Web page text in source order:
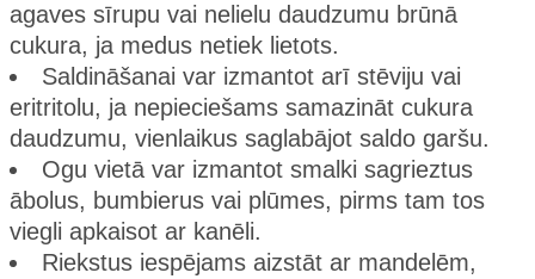
agaves sīrupu vai nelielu daudzumu brūnā
cukura, ja medus netiek lietots.
Saldināšanai var izmantot arī stēviju vai
eritritolu, ja nepieciešams samazināt cukura
daudzumu, vienlaikus saglabājot saldo garšu.
Ogu vietā var izmantot smalki sagrieztus
ābolus, bumbierus vai plūmes, pirms tam tos
viegli apkaisot ar kanēli.
Riekstus iespējams aizstāt ar mandelēm,